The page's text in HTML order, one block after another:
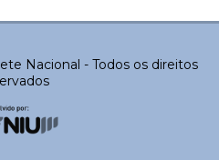
Nacional - Todos os direitos